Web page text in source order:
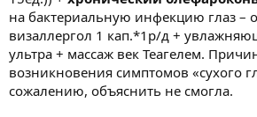
на бактериальную инфекцию глаз –
визаллергол 1 кап.*1р/д +
ультра + массаж век Теагелем.
возникновения симптомов «сухого
сожалению, объяснить не смогла.